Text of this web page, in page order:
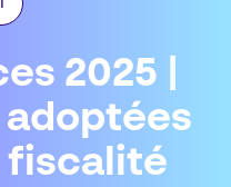
2025 |
adoptées
fiscalité